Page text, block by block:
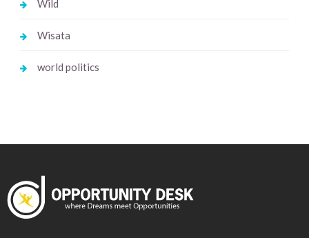
Wild
Wisata
world politics